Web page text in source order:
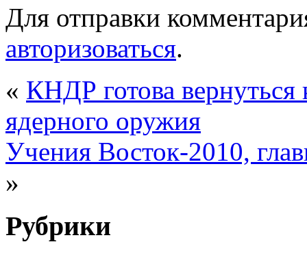
Для отправки
авторизоваться.
« КНДР готова вернуться
ядерного оружия
Учения Восток-2010,
»
Рубрики